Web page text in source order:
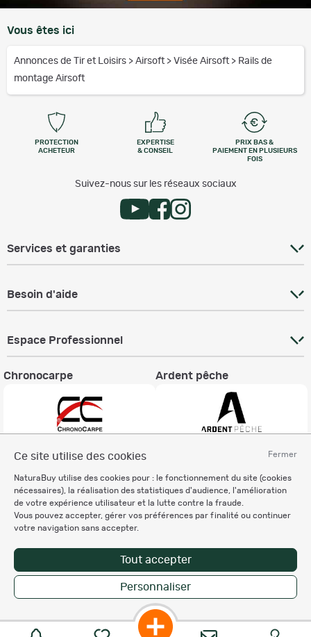
Fermer
Ce site utilise des cookies
NaturaBuy utilise des cookies pour : le fonctionnement du site (cookies
nécessaires), la réalisation des statistiques d'audience, l'amélioration
de votre expérience utilisateur et la lutte contre la fraude.
Vous pouvez accepter, gérer vos préférences par finalité ou continuer
votre navigation sans accepter.
Tout accepter
Personnaliser
Vous êtes ici
Annonces de Tir et Loisirs > Airsoft > Visée Airsoft > Rails de
montage Airsoft
PROTECTION
ACHETEUR
EXPERTISE
& CONSEIL
PRIX BAS &
PAIEMENT EN PLUSIEURS
FOIS
Suivez-nous sur les réseaux sociaux
Services et garanties
Besoin d'aide
Espace Professionnel
Chronocarpe Ardent pêche
Charte éthique
Mentions légales
Règlement & Conditions d'utilisation
Politique de protection
des données personnelles
Personnalisation des cookies
Copyright © 2007-2026 NaturaBuy. Tous droits réservés. N°CNIL: 1239459.
Les marques commerciales mentionnées appartiennent à leurs propriétaires
respectifs in 0.084 s
Suggestions de recherche